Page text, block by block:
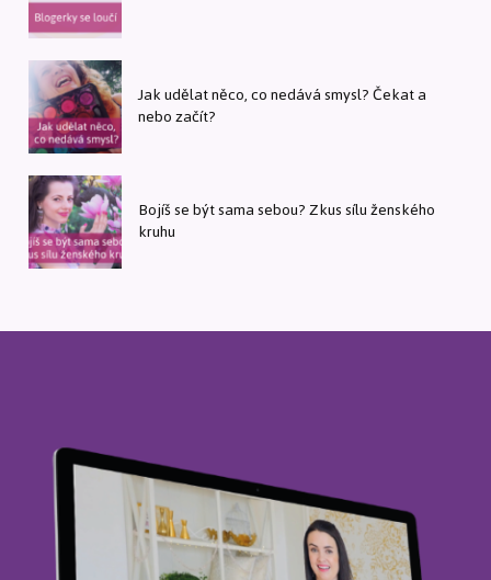
Jak udělat něco, co nedává smysl? Čekat a
nebo začít?
Bojíš se být sama sebou? Zkus sílu ženského
kruhu